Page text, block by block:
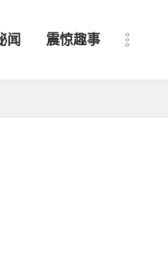
闻 震惊趣事